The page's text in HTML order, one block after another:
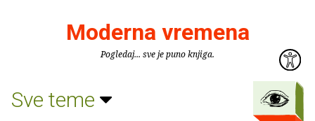
Moderna vremena
Pogledaj... sve je puno knjiga.
Sve teme